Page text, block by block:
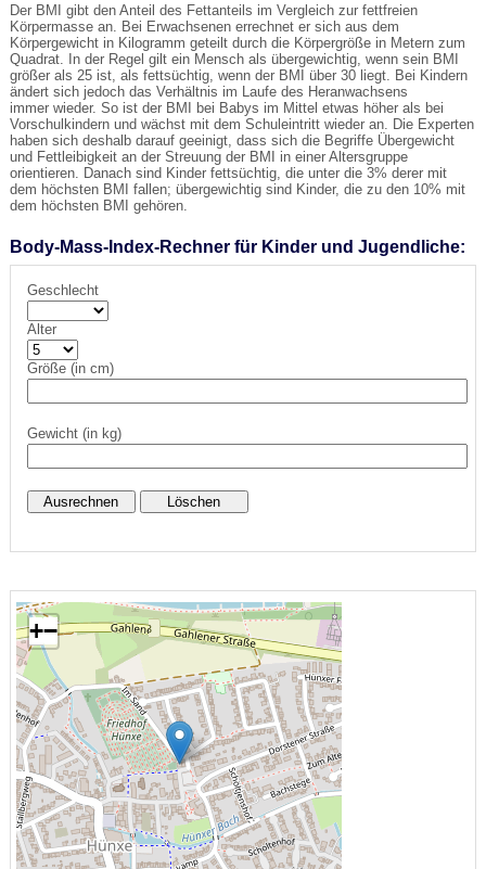
Der BMI gibt den Anteil des Fettanteils im Vergleich zur fettfreien
Körpermasse an. Bei Erwachsenen errechnet er sich aus dem
Körpergewicht in Kilogramm geteilt durch die Körpergröße in Metern zum
Quadrat. In der Regel gilt ein Mensch als übergewichtig, wenn sein BMI
größer als 25 ist, als fettsüchtig, wenn der BMI über 30 liegt. Bei Kindern
ändert sich jedoch das Verhältnis im Laufe des Heranwachsens
immer wieder. So ist der BMI bei Babys im Mittel etwas höher als bei
Vorschulkindern und wächst mit dem Schuleintritt wieder an. Die Experten
haben sich deshalb darauf geeinigt, dass sich die Begriffe Übergewicht
und Fettleibigkeit an der Streuung der BMI in einer Altersgruppe
orientieren. Danach sind Kinder fettsüchtig, die unter die 3% derer mit
dem höchsten BMI fallen; übergewichtig sind Kinder, die zu den 10% mit
dem höchsten BMI gehören.
Body-Mass-Index-Rechner für Kinder und Jugendliche:
Geschlecht
Alter
Größe (in cm)
Gewicht (in kg)
+−